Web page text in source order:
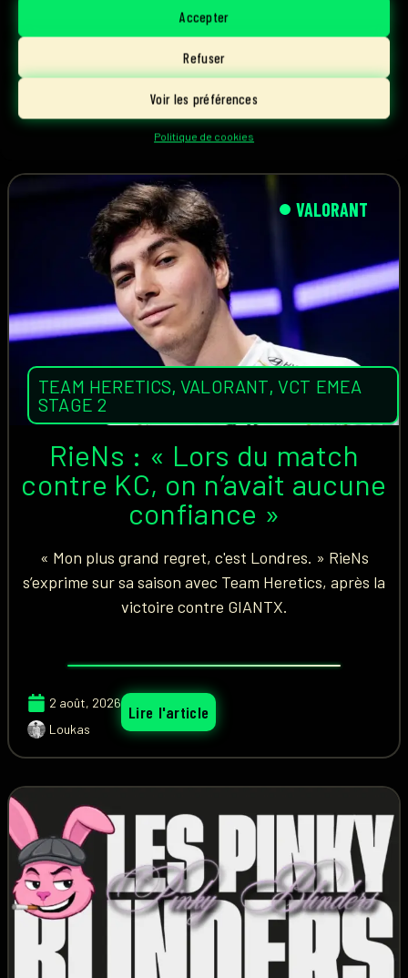
Accepter
Refuser
Voir les préférences
Politique de cookies
Loukas
Lire l'article
VALORANT
TEAM HERETICS,VALORANT,VCT EMEA
STAGE 2
RieNs : « Lors du match
contre KC, on n’avait aucune
confiance »
« Mon plus grand regret, c'est Londres. » RieNs
s’exprime sur sa saison avec Team Heretics, après la
victoire contre GIANTX.
2 août, 2026
Loukas
Lire l'article